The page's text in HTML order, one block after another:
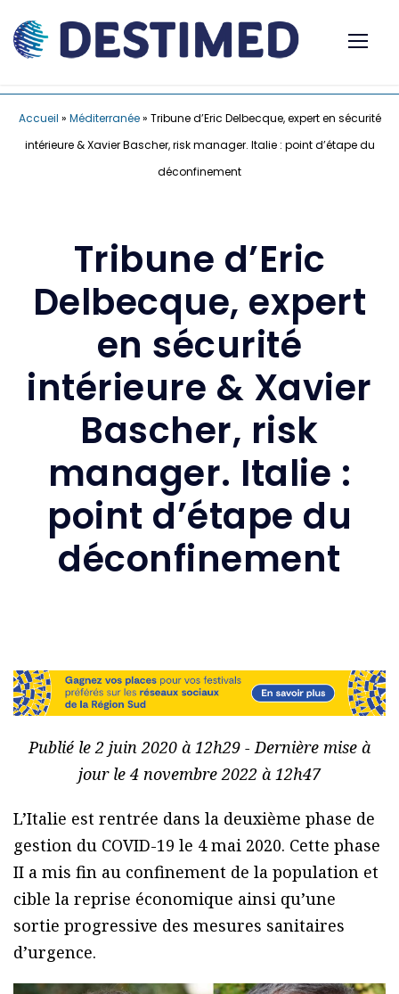
Accueil » Méditerranée» Tribune d’Eric Delbecque, expert en sécurité
intérieure & Xavier Bascher, risk manager. Italie : point d’étape du
déconfinement
Tribune d’Eric
Delbecque, expert
en sécurité
intérieure & Xavier
Bascher, risk
manager. Italie :
point d’étape du
déconfinement
Publié le 2 juin 2020 à 12h29 - Dernière mise à
jour le 4 novembre 2022 à 12h47
L’Italie est rentrée dans la deuxième phase de
gestion du COVID-19 le 4 mai 2020. Cette phase
II a mis fin au confinement de la population et
cible la reprise économique ainsi qu’une
sortie progressive des mesures sanitaires
d’urgence.